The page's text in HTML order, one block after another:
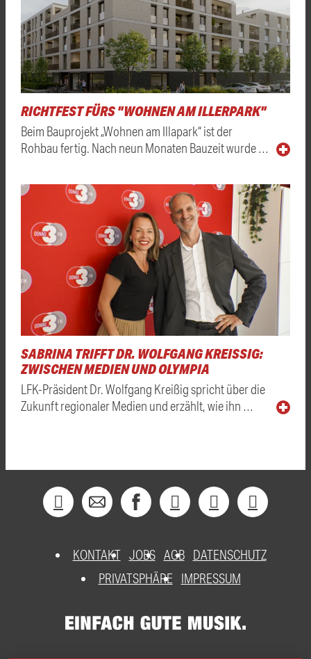
RICHTFEST FÜRS "WOHNEN AM ILLERPARK"
Beim Bauprojekt „Wohnen am Illapark“ ist der
Rohbau fertig. Nach neun Monaten Bauzeit wurde …
SABRINA TRIFFT DR. WOLFGANG KREISSIG: Z
WISCHEN MEDIEN UND OLYMPIA
LFK-Präsident Dr. Wolfgang Kreißig spricht über die
Zukunft regionaler Medien und erzählt, wie ihn …
KONTAKT JOBS AGB DATENSCHUTZ
PRIVATSPHÄRE
IMPRESSUM